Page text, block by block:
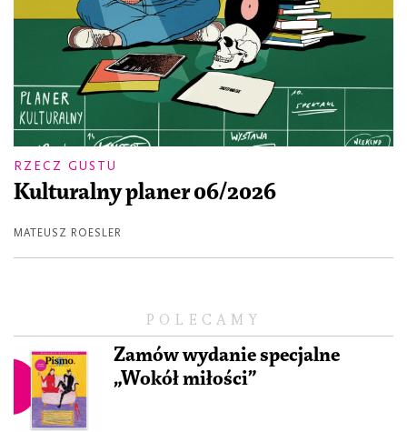
POLECAMY
Zamów wydanie specjalne
„Wokół miłości”
RZECZ GUSTU
Kulturalny planer 06/2026
MATEUSZ ROESLER